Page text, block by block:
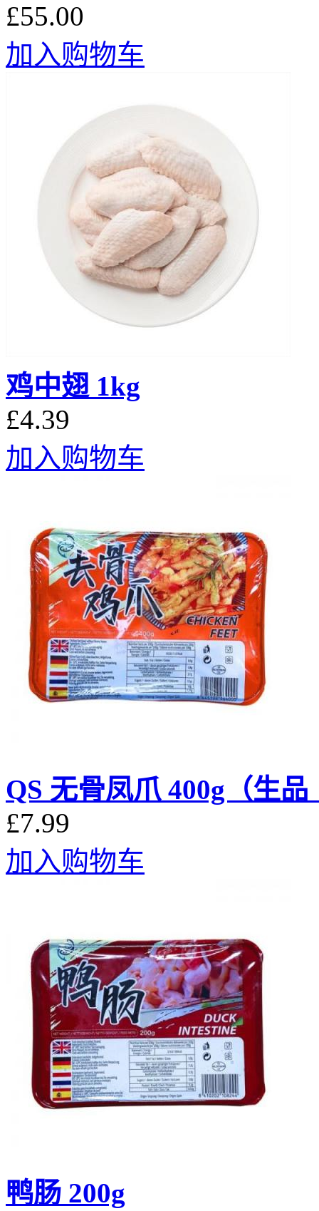
£55.00
加入购物车
鸡中翅 1kg
£4.39
加入购物车
QS 无骨凤爪 400g（生
£7.99
加入购物车
鸭肠 200g